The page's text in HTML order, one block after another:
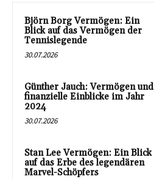
Björn Borg Vermögen: Ein
Blick auf das Vermögen der
Tennislegende
30.07.2026
Günther Jauch: Vermögen und
finanzielle Einblicke im Jahr
2024
30.07.2026
Stan Lee Vermögen: Ein Blick
auf das Erbe des legendären
Marvel-Schöpfers